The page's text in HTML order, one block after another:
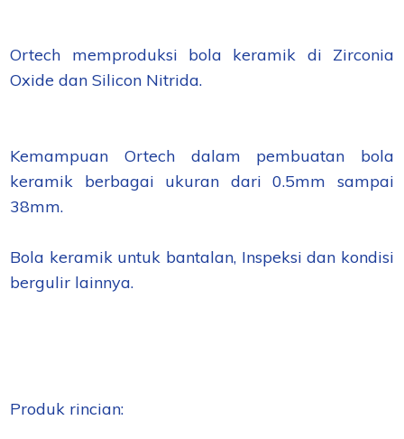
Ortech memproduksi bola keramik di
Zirconia
Oxide dan Silicon Nitrida.
Kemampuan Ortech dalam pembuatan
bola
keramik
berbagai ukuran dari 0.5mm
sampai
38mm.
Bola keramik untuk bantalan, Inspeksi dan kondisi
bergulir lainnya.
Produk rincian: